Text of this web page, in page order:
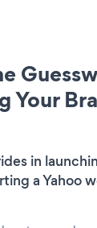
Your
in
a Yahoo